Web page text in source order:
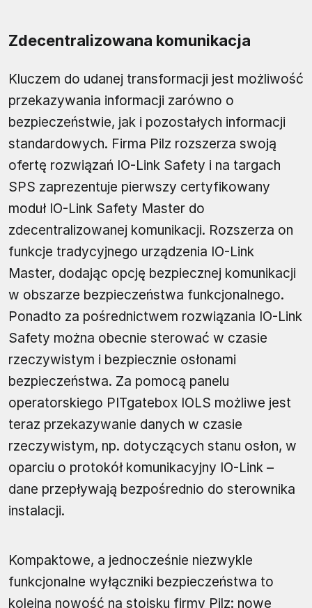
Zdecentralizowana komunikacja
Kluczem do udanej transformacji jest możliwość
przekazywania informacji zarówno o
bezpieczeństwie, jak i pozostałych informacji
standardowych. Firma Pilz rozszerza swoją
ofertę rozwiązań IO-Link Safety i na targach
SPS zaprezentuje pierwszy certyfikowany
moduł IO-Link Safety Master do
zdecentralizowanej komunikacji. Rozszerza on
funkcje tradycyjnego urządzenia IO-Link
Master, dodając opcję bezpiecznej komunikacji
w obszarze bezpieczeństwa funkcjonalnego.
Ponadto za pośrednictwem rozwiązania IO-Link
Safety można obecnie sterować w czasie
rzeczywistym i bezpiecznie osłonami
bezpieczeństwa. Za pomocą panelu
operatorskiego PITgatebox IOLS możliwe jest
teraz przekazywanie danych w czasie
rzeczywistym, np. dotyczących stanu osłon, w
oparciu o protokół komunikacyjny IO-Link –
dane przepływają bezpośrednio do sterownika
instalacji.
Kompaktowe, a jednocześnie niezwykle
funkcjonalne wyłączniki bezpieczeństwa to
kolejna nowość na stoisku firmy Pilz: nowe